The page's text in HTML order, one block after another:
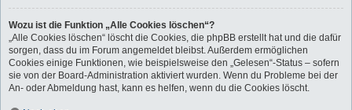
Wozu ist die Funktion „Alle Cookies löschen“?
„Alle Cookies löschen“ löscht die Cookies, die phpBB erstellt hat und die dafür
sorgen, dass du im Forum angemeldet bleibst. Außerdem ermöglichen
Cookies einige Funktionen, wie beispielsweise den „Gelesen“-Status – sofern
sie von der Board-Administration aktiviert wurden. Wenn du Probleme bei der
An- oder Abmeldung hast, kann es helfen, wenn du die Cookies löscht.